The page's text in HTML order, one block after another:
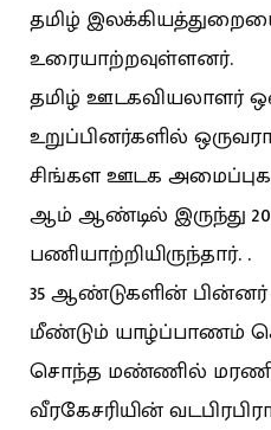
தமிழ்
உரையாற்றவுள்ளனர்.
தமிழ் ஊடகவியலாளர்
உறுப்பினர்களில்
சிங்கள ஊடக
ஆம் ஆண்டில் இருந்து
பணியாற்றியிருந்தார். .
35 ஆண்டுகளின் பின்னர்
மீண்டும் யாழ்ப்பாணம்
சொந்த மண்ணில்
வீரகேசரியின்